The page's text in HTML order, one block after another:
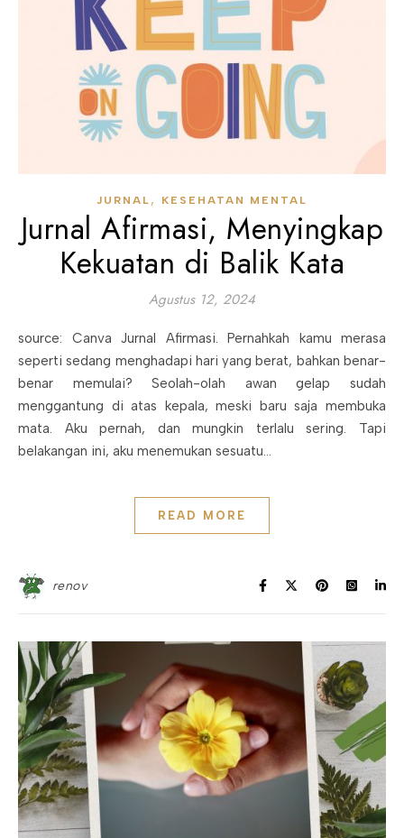
JURNAL , KESEHATAN MENTAL
Jurnal Afirmasi, Menyingkap
Kekuatan di Balik Kata
Agustus 12, 2024
source: Canva Jurnal Afirmasi. Pernahkah kamu merasa
seperti sedang menghadapi hari yang berat, bahkan benar-
benar memulai? Seolah-olah awan gelap sudah
menggantung di atas kepala, meski baru saja membuka
mata. Aku pernah, dan mungkin terlalu sering. Tapi
belakangan ini, aku menemukan sesuatu…
READ MORE
renov